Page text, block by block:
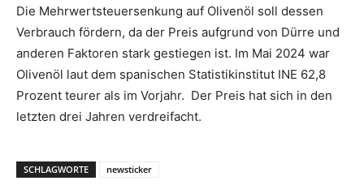
Die Mehrwertsteuersenkung auf Olivenöl soll dessen
Verbrauch fördern, da der Preis aufgrund von Dürre und
anderen Faktoren stark gestiegen ist. Im Mai 2024 war
Olivenöl laut dem spanischen Statistikinstitut INE 62,8
Prozent teurer als im Vorjahr. Der Preis hat sich in den
letzten drei Jahren verdreifacht.
SCHLAGWORTE newsticker